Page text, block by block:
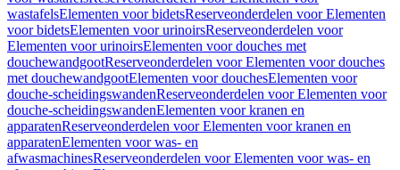
wastafelsElementen voor bidetsReserveonderdelen voor Elementen
voor bidetsElementen voor urinoirsReserveonderdelen voor
Elementen voor urinoirsElementen voor douches met
douchewandgootReserveonderdelen voor Elementen voor douches
met douchewandgootElementen voor douchesElementen voor
douche-scheidingswandenReserveonderdelen voor Elementen voor
douche-scheidingswandenElementen voor kranen en
apparatenReserveonderdelen voor Elementen voor kranen en
apparatenElementen voor was- en
afwasmachinesReserveonderdelen voor Elementen voor was- en